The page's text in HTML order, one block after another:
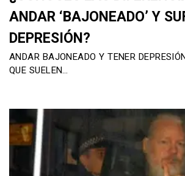
ANDAR ‘BAJONEADO’ Y
DEPRESIÓN?
ANDAR BAJONEADO Y TENER
QUE SUELEN…